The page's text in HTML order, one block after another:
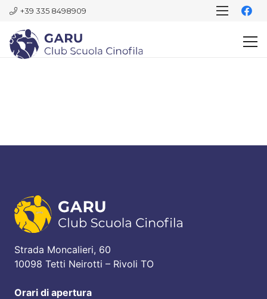
+39 335 8498909
Strada Moncalieri, 60
10098 Tetti Neirotti – Rivoli TO
Orari di apertura